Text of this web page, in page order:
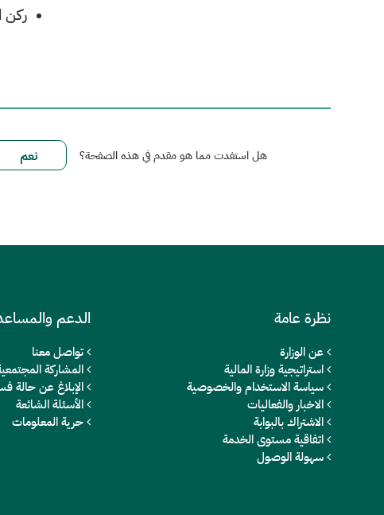
ركن
هل استفدت مما هو مقدم في هذه الصفحة؟
نظرة عامة
عن الوزارة
استراتيجية وزارة المالية
سياسة الاستخدام والخصوصية
الاخبار والفعاليات
الاشتراك بالبوابة
اتفاقية مستوى الخدمة
سهولة الوصول
الدعم
تواصل معنا
المشاركة
الإبلاغ عن حالة
الأسئلة الشائعة
حرية المعلومات